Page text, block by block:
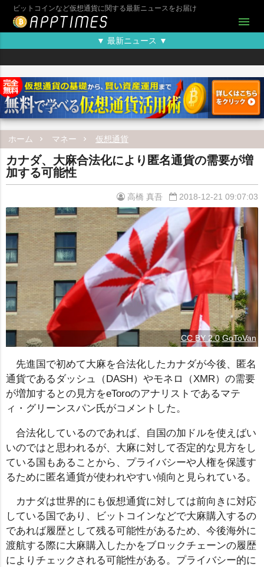
ビットコインなど仮想通貨に関する最新ニュースをお届け
menu
▼ 最新ニュース ▼
ホーム マネー 仮想通貨
カナダ、大麻合法化により匿名通貨の需要が増
加する可能性
高橋 真吾 2018-12-21 09:07:03
CC BY 2.0 GoToVan
先進国で初めて大麻を合法化したカナダが今後、匿名
通貨であるダッシュ（DASH）やモネロ（XMR）の需要
が増加するとの見方をeToroのアナリストであるマテ
ィ・グリーンスパン氏がコメントした。
合法化しているのであれば、自国の加ドルを使えばい
いのではと思われるが、大麻に対して否定的な見方をし
ている国もあることから、プライバシーや人権を保護す
るために匿名通貨が使われやすい傾向と見られている。
カナダは世界的にも仮想通貨に対しては前向きに対応
している国であり、ビットコインなどで大麻購入するの
であれば履歴として残る可能性があるため、今後海外に
渡航する際に大麻購入したかをブロックチェーンの履歴
によりチェックされる可能性がある。プライバシー的に